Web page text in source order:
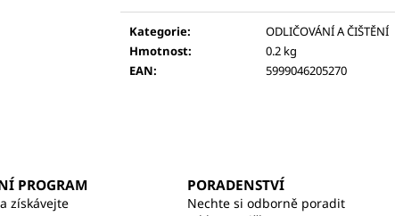
Kategorie:
ODLIČOVÁNÍ A ČIŠTĚNÍ
Hmotnost:
0.2 kg
EAN: 5999046205270
PROGRAM
získávejte
PORADENSTVÍ
Nechte si odborně poradit